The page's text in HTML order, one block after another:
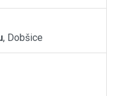
, Dobšice